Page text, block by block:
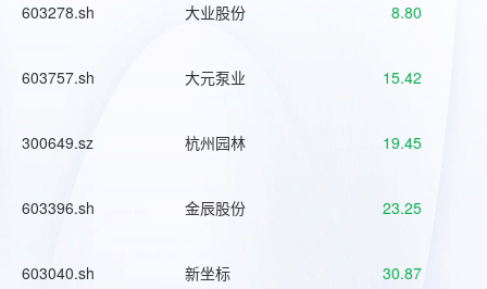
603278.sh 大业股份 8.80
603757.sh 大元泵业 15.42
300649.sz 杭州园林 19.45
603396.sh 金辰股份 23.25
603040.sh 新坐标 30.87